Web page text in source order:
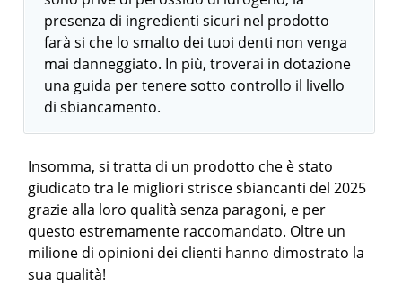
presenza di ingredienti sicuri nel prodotto
farà si che lo smalto dei tuoi denti non venga
mai danneggiato. In più, troverai in dotazione
una guida per tenere sotto controllo il livello
di sbiancamento.
Insomma, si tratta di un prodotto che è stato
giudicato tra le migliori strisce sbiancanti del 2025
grazie alla loro qualità senza paragoni, e per
questo estremamente raccomandato. Oltre un
milione di opinioni dei clienti hanno dimostrato la
sua qualità!